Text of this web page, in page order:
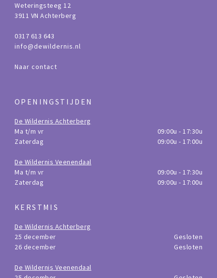
Weteringsteeg 12
3911 VN Achterberg
0317 613 643
info@dewildernis.nl
Naar contact
OPENINGSTIJDEN
De Wildernis Achterberg
Ma t/m vr
09:00u - 17:30u
Zaterdag
09:00u - 17:00u
De Wildernis Veenendaal
Ma t/m vr
09:00u - 17:30u
Zaterdag
09:00u - 17:00u
KERSTMIS
De Wildernis Achterberg
25 december
Gesloten
26 december
Gesloten
De Wildernis Veenendaal